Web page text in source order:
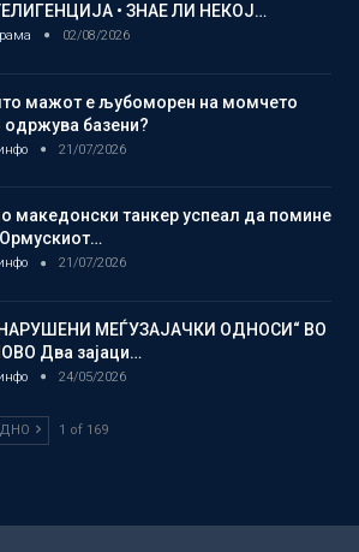
• ЗНАЕ ЛИ НЕКОЈ…
02/08/2026
мажот е љубоморен на момчето
одржува базени?
21/07/2026
македонски танкер успеал да помине
21/07/2026
МЕЃУЗАЈАЧКИ ОДНОСИ“ ВО
Два зајаци…
24/05/2026
1 of 169